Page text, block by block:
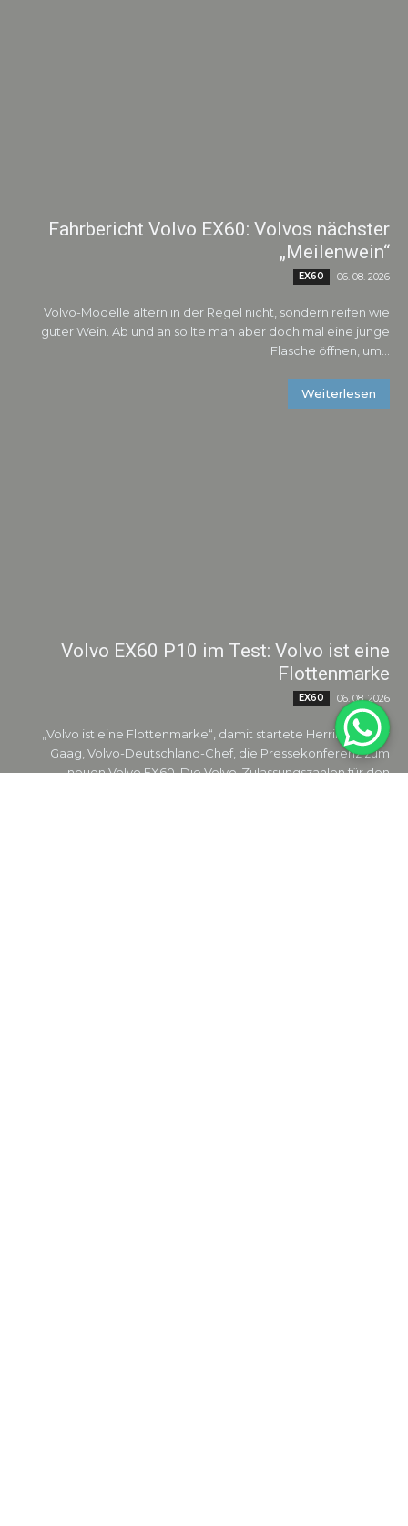
Fahrbericht Volvo EX60: Volvos nächster
„Meilenwein“
EX60 06. 08. 2026
Volvo-Modelle altern in der Regel nicht, sondern reifen wie
guter Wein. Ab und an sollte man aber doch mal eine junge
Flasche öffnen, um...
Weiterlesen
Volvo EX60 P10 im Test: Volvo ist eine
Flottenmarke
EX60 06. 08. 2026
„Volvo ist eine Flottenmarke“, damit startete Herrik van der
Gaag, Volvo-Deutschland-Chef, die Pressekonferenz zum
neuen Volvo EX60. Die Volvo-Zulassungszahlen für den